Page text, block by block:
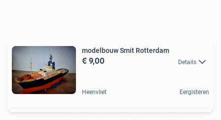
modelbouw Smit Rotterdam
€ 9,00 Details
Heenvliet Eergisteren